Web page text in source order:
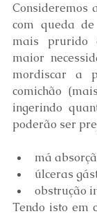
Consideremos
com queda
mais prurido
maior
mordiscar a
comichão
ingerindo
poderão ser
má
úlceras
obstrução
Tendo isto em